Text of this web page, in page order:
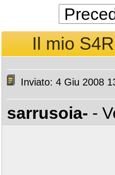
Il mio
Inviato: 4 Giu 2008
sarrusoia- -